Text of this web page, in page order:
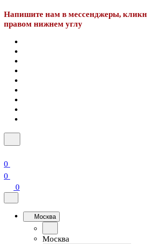
Напишите нам в мессенджеры,
правом нижнем углу
0
0
0
Москва
Москва